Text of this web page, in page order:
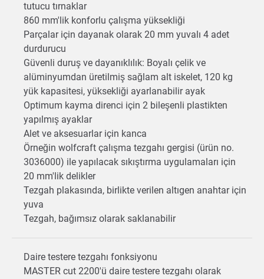
tutucu tırnaklar
860 mm'lik konforlu çalışma yüksekliği
Parçalar için dayanak olarak 20 mm yuvalı 4 adet
durdurucu
Güvenli duruş ve dayanıklılık: Boyalı çelik ve
alüminyumdan üretilmiş sağlam alt iskelet, 120 kg
yük kapasitesi, yüksekliği ayarlanabilir ayak
Optimum kayma direnci için 2 bileşenli plastikten
yapılmış ayaklar
Alet ve aksesuarlar için kanca
Örneğin wolfcraft çalışma tezgahı gergisi (ürün no.
3036000) ile yapılacak sıkıştırma uygulamaları için
20 mm'lik delikler
Tezgah plakasında, birlikte verilen altıgen anahtar için
yuva
Tezgah, bağımsız olarak saklanabilir
Daire testere tezgahı fonksiyonu
MASTER cut 2200'ü daire testere tezgahı olarak